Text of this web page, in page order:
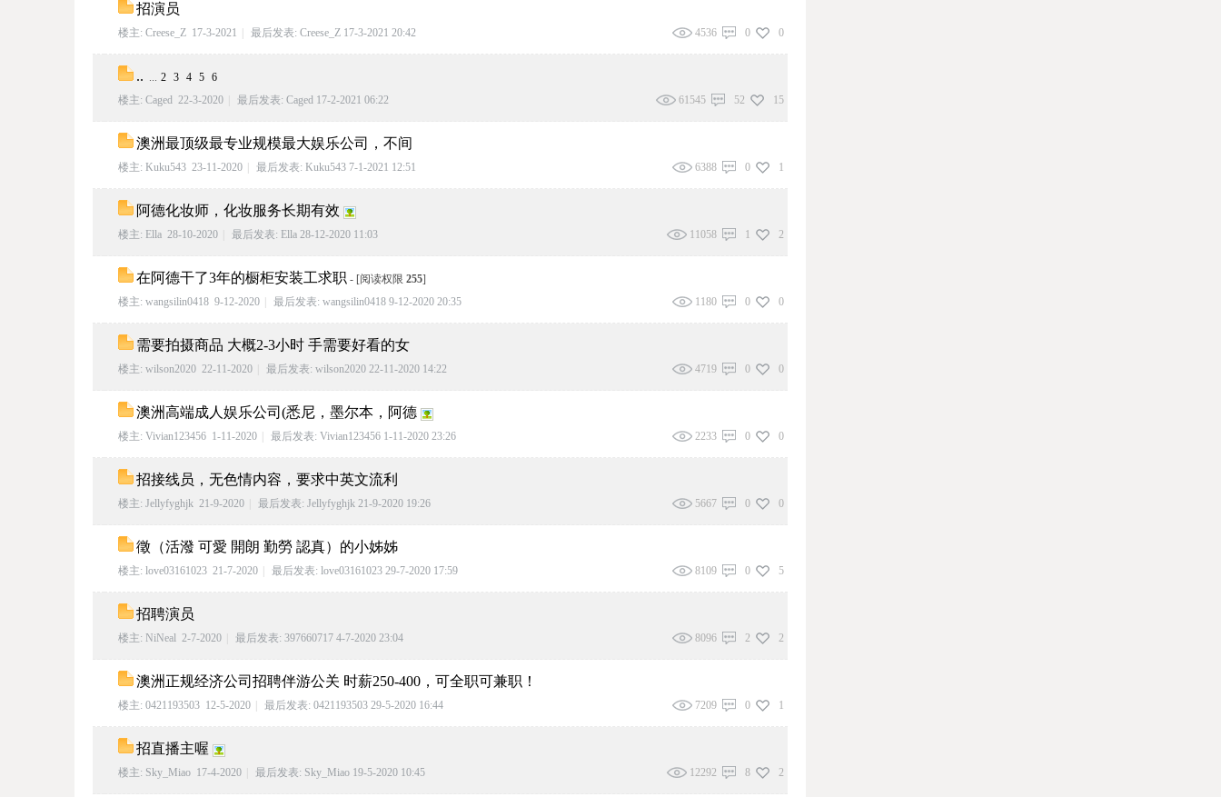
招演员
楼主: Creese_Z 17-3-2021 最后发表: Creese_Z 17-3-2021 20:42 4536 0 0
.. ... 2 3 4 5 6
楼主: Caged 22-3-2020 最后发表: Caged 17-2-2021 06:22 61545 52 15
澳洲最顶级最专业规模最大娱乐公司，不间
楼主: Kuku543 23-11-2020 最后发表: Kuku543 7-1-2021 12:51 6388 0 1
阿德化妆师，化妆服务长期有效
楼主: Ella 28-10-2020 最后发表: Ella 28-12-2020 11:03 11058 1 2
在阿德干了3年的橱柜安装工求职 - [阅读权限 255]
楼主: wangsilin0418 9-12-2020 最后发表: wangsilin0418 9-12-2020 20:35 1180 0 0
需要拍摄商品 大概2-3小时 手需要好看的女
楼主: wilson2020 22-11-2020 最后发表: wilson2020 22-11-2020 14:22 4719 0 0
澳洲高端成人娱乐公司(悉尼，墨尔本，阿德
楼主: Vivian123456 1-11-2020 最后发表: Vivian123456 1-11-2020 23:26 2233 0 0
招接线员，无色情内容，要求中英文流利
楼主: Jellyfyghjk 21-9-2020 最后发表: Jellyfyghjk 21-9-2020 19:26 5667 0 0
徵（活潑 可愛 開朗 勤勞 認真）的小姊姊
楼主: love03161023 21-7-2020 最后发表: love03161023 29-7-2020 17:59 8109 0 5
招聘演员
楼主: NiNeal 2-7-2020 最后发表: 397660717 4-7-2020 23:04 8096 2 2
澳洲正规经济公司招聘伴游公关 时薪250-400，可全职可兼职！
楼主: 0421193503 12-5-2020 最后发表: 0421193503 29-5-2020 16:44 7209 0 1
招直播主喔
楼主: Sky_Miao 17-4-2020 最后发表: Sky_Miao 19-5-2020 10:45 12292 8 2